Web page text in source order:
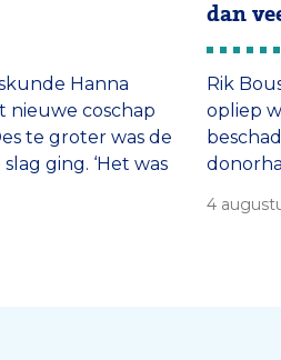
Hanna
nieuwe coschap
te groter was de
ging. ‘Het was
dan
Rik
opliep
4